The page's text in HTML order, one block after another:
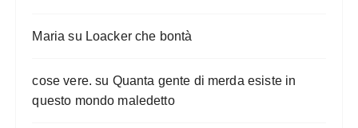
Maria su Loacker che bontà
cose vere. su Quanta gente di merda esiste in
questo mondo maledetto